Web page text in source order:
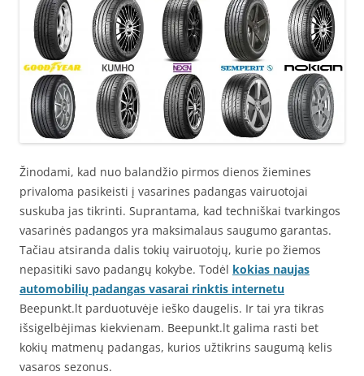
Žinodami, kad nuo balandžio pirmos dienos žiemines
privaloma pasikeisti į vasarines padangas vairuotojai
suskuba jas tikrinti. Suprantama, kad techniškai tvarkingos
vasarinės padangos yra maksimalaus saugumo garantas.
Tačiau atsiranda dalis tokių vairuotojų, kurie po žiemos
nepasitiki savo padangų kokybe. Todėl kokias naujas
automobilių padangas vasarai rinktis internetu
Beepunkt.lt parduotuvėje ieško daugelis. Ir tai yra tikras
išsigelbėjimas kiekvienam. Beepunkt.lt galima rasti bet
kokių matmenų padangas, kurios užtikrins saugumą kelis
vasaros sezonus.